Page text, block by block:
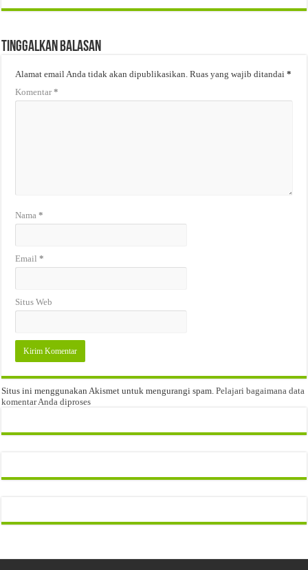
Tinggalkan Balasan
Alamat email Anda tidak akan dipublikasikan. Ruas yang wajib ditandai*
Komentar*
Nama*
Email*
Situs Web
Situs ini menggunakan Akismet untuk mengurangi spam.Pelajari bagaimana data
komentar Anda diproses